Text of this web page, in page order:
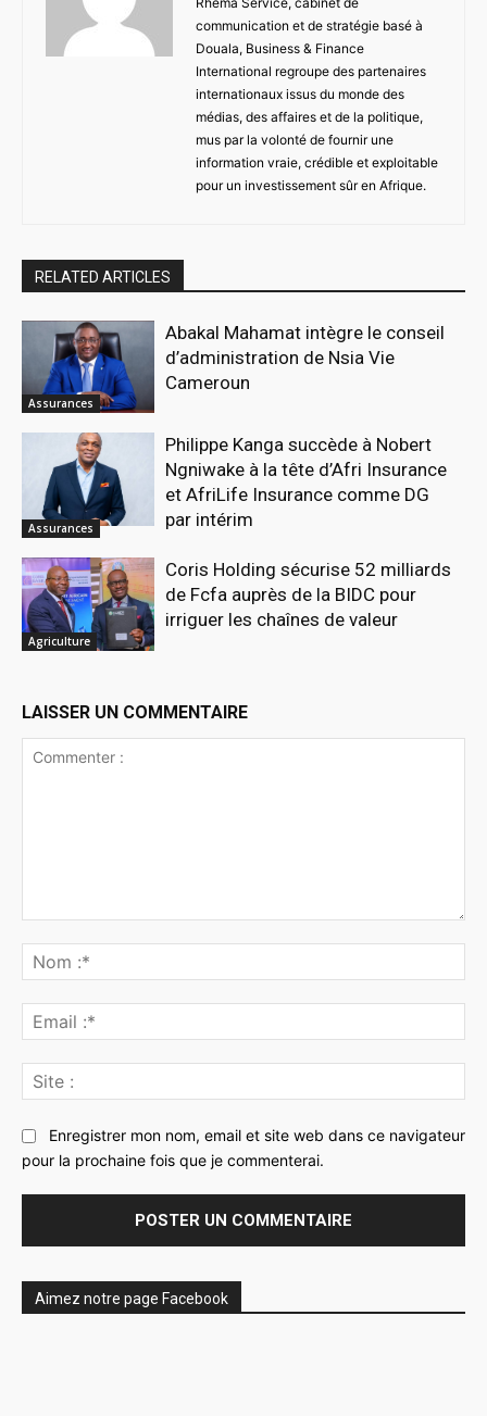
communication et de stratégie basé à
Douala, Business & Finance
International regroupe des partenaires
internationaux issus du monde des
médias, des affaires et de la politique,
mus par la volonté de fournir une
information vraie, crédible et exploitable
pour un investissement sûr en Afrique.
RELATED ARTICLES
Assurances
Abakal Mahamat intègre le conseil
d’administration de Nsia Vie
Cameroun
Assurances
Philippe Kanga succède à Nobert
Ngniwake à la tête d’Afri Insurance
et AfriLife Insurance comme DG
par intérim
Agriculture
Coris Holding sécurise 52 milliards
de Fcfa auprès de la BIDC pour
irriguer les chaînes de valeur
LAISSER UN COMMENTAIRE
:*
:*
:
Enregistrer mon nom, email et site web dans ce navigateur
pour la prochaine fois que je commenterai.
Aimez notre page Facebook